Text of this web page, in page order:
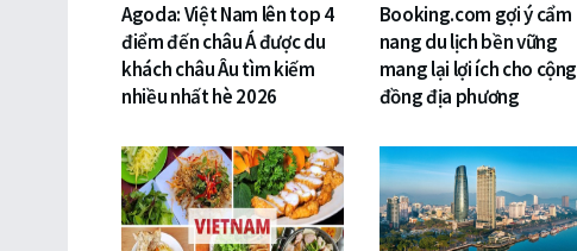
Agoda: Việt Nam lên top 4
điểm đến châu Á được du
khách châu Âu tìm kiếm
nhiều nhất hè 2026
Booking.com gợi ý cẩm
nang du lịch bền vững
mang lại lợi ích cho cộng
đồng địa phương